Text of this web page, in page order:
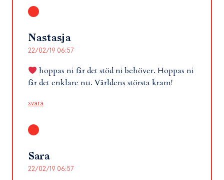
Nastasja
22/02/19 06:57
hoppas ni får det stöd ni behöver. Hoppas ni
får det enklare nu. Världens största kram!
svara
Sara
22/02/19 06:57